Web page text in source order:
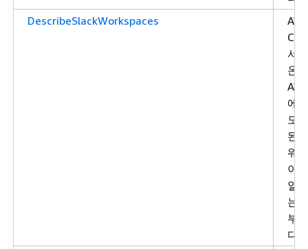
DescribeSlackWorkspaces
서
온
에
모
된
워
이
열
는
부
다.